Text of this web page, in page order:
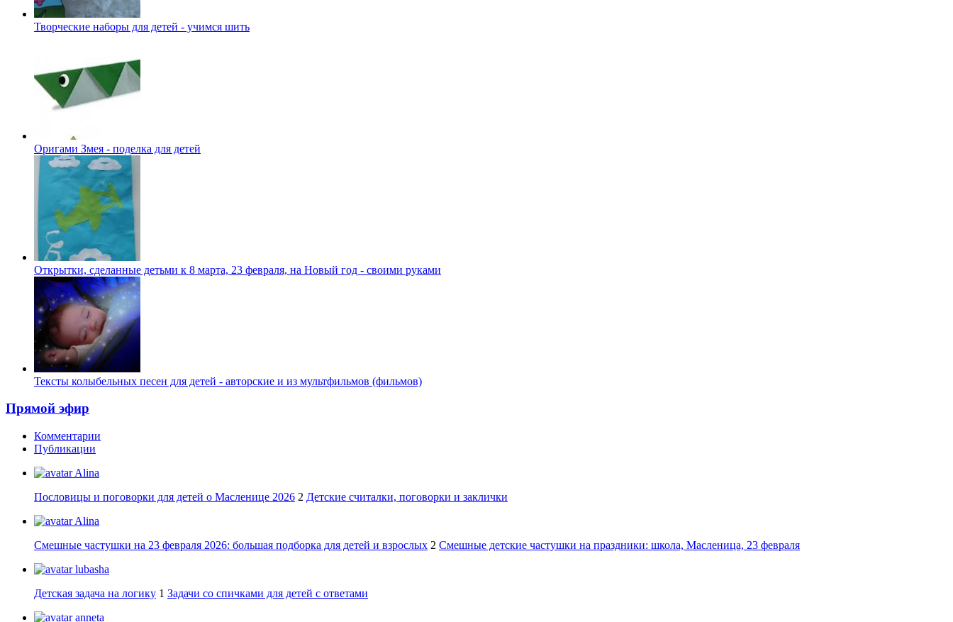
Творческие наборы для детей - учимся шить
Оригами Змея - поделка для детей
Открытки, сделанные детьми к 8 марта, 23 февраля, на Новый год - своими руками
Тексты колыбельных песен для детей - авторские и из мультфильмов (фильмов)
Прямой эфир
Комментарии
Публикации
Alina
Пословицы и поговорки для детей о Масленице 2026 2 Детские считалки, поговорки и заклички
Alina
Смешные частушки на 23 февраля 2026: большая подборка для детей и взрослых 2 Смешные детские частушки на праздники: школа, Масленица, 23 февраля
lubasha
Детская задача на логику 1 Задачи со спичками для детей с ответами
anneta